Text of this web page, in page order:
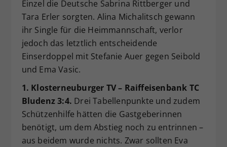
Einzel die Deutsche Sabrina Rittberger und
Tara Erler sorgten. Alina Michalitsch gewann
ihr Single für die Heimmannschaft, verlor
jedoch das letztlich entscheidende
Einserdoppel mit Stefanie Auer gegen Seibold
und Ema Vasic.
1. Klosterneuburger TV – Raiffeisenbank TC
Bludenz 3:4. Drei Tabellenpunkte und zudem
Schützenhilfe hätten die Gastgeberinnen
benötigt, um dem Abstieg noch zu entrinnen –
aus beidem wurde nichts. Zwar sollten Eva